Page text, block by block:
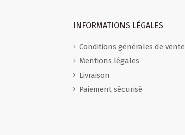
INFORMATIONS LÉGALES
Conditions générales de vente
Mentions légales
Livraison
Paiement sécurisé